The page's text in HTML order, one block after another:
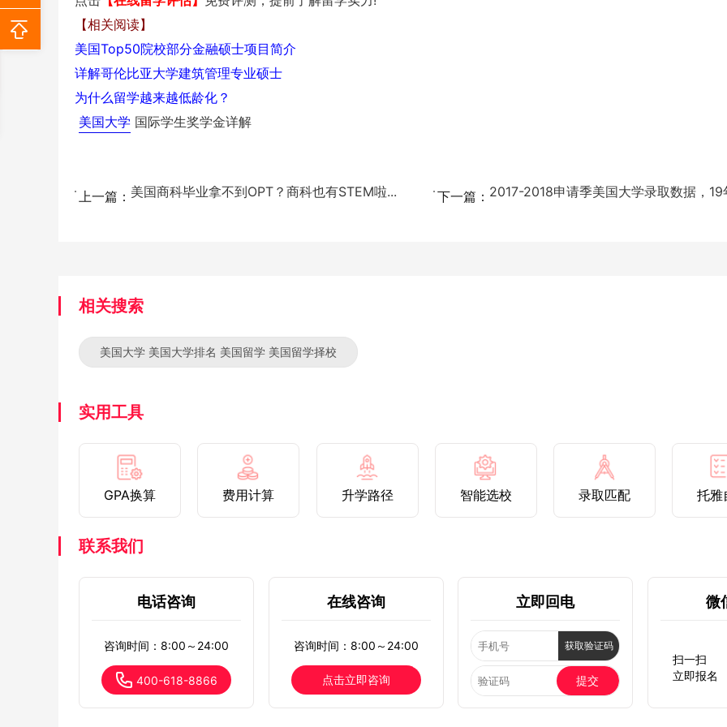
【相关阅读】
美国Top50院校部分金融硕士项目简介
详解哥伦比亚大学建筑管理专业硕士
为什么留学越来越低龄化？
美国大学 国际学生奖学金详解
上一篇： 美国商科毕业拿不到OPT？商科也有STEM啦... 下一篇：
相关搜索
美国大学 美国大学排名 美国留学 美国留学择校
实用工具
GPA换算 费用计算 升学路径 智能选校 录取匹配 托雅
联系我们
电话咨询
咨询时间：8:00～24:00
400-618-8866
在线咨询
咨询时间：8:00～24:00
点击立即咨询
立即回电
获取验证码
提交
微
扫一扫
立即报名